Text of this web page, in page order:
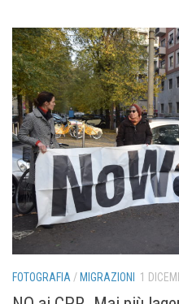
FOTOGRAFIA / MIGRAZIONI 1